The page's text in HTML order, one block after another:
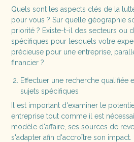
Quels sont les aspects clés de la
pour vous ? Sur quelle géographie
priorité ? Existe-t-il des secteurs ou
spécifiques pour lesquels votre
précieuse pour une entreprise,
financier ?
Effectuer une recherche qualifiée
sujets spécifiques
Il est important d'examiner le
entreprise tout comme il est
modèle d'affaire, ses sources de
s'adapter afin d'accroître son impact.